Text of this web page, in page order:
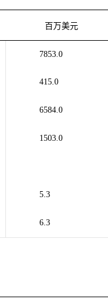
百万美元
7853.0
415.0
6584.0
1503.0
5.3
6.3